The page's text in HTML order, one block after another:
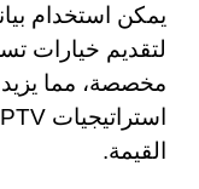
يمكن استخدام
مخصصة، مما
القيمة.